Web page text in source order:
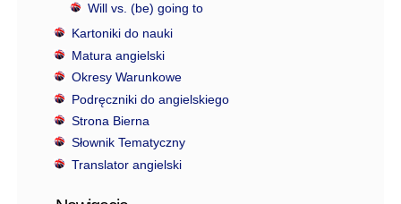
Will vs. (be) going to
Kartoniki do nauki
Matura angielski
Okresy Warunkowe
Podręczniki do angielskiego
Strona Bierna
Słownik Tematyczny
Translator angielski